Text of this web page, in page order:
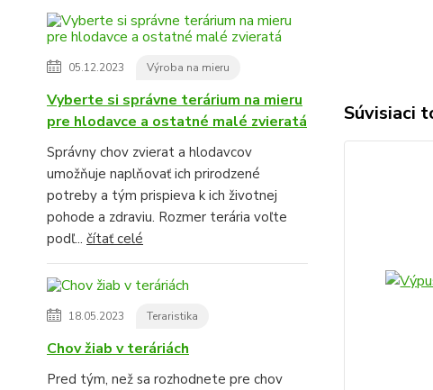
05.12.2023 Výroba na mieru
Vyberte si správne terárium na mieru
pre hlodavce a ostatné malé zvieratá
Správny chov zvierat a hlodavcov
umožňuje naplňovať ich prirodzené
potreby a tým prispieva k ich životnej
pohode a zdraviu. Rozmer terária voľte
podľ... čítať celé
18.05.2023 Teraristika
Chov žiab v teráriách
Pred tým, než sa rozhodnete pre chov
Súvisiaci